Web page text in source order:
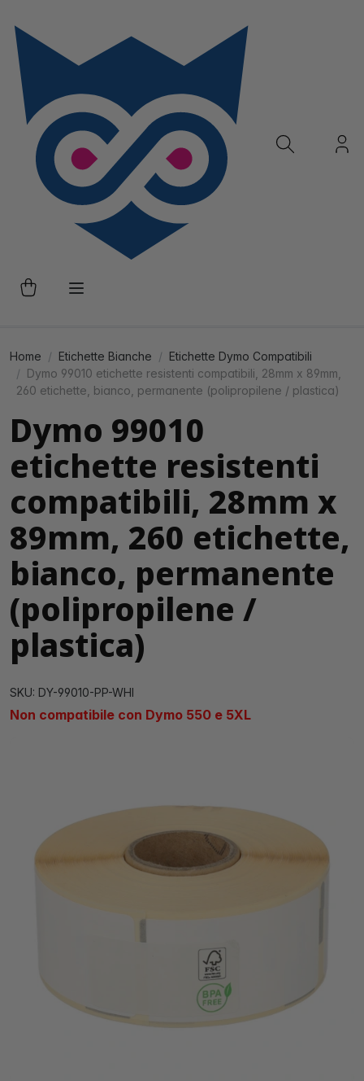
Home Etichette Bianche
Etichette Dymo Compatibili
Dymo 99010 etichette resistenti compatibili, 28mm x 89mm,
260 etichette, bianco, permanente (polipropilene / plastica)
Dymo 99010
etichette resistenti
compatibili, 28mm x
89mm, 260 etichette,
bianco, permanente
(polipropilene /
plastica)
SKU: DY-99010-PP-WHI
Non compatibile con Dymo 550 e 5XL